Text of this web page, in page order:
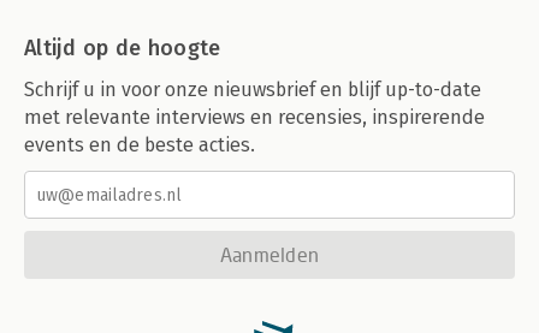
Altijd op de hoogte
Schrijf u in voor onze nieuwsbrief en blijf up-to-date
met relevante interviews en recensies, inspirerende
events en de beste acties.
Aanmelden